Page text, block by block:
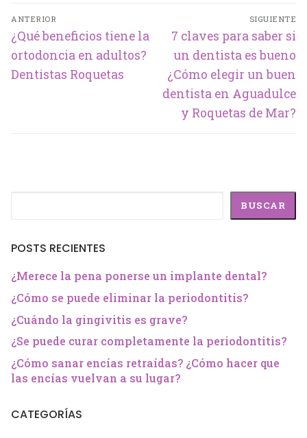
Navegación
de
entradas
ANTERIOR
Entrada
anterior:
¿Qué beneficios tiene la
ortodoncia en adultos?
Dentistas Roquetas
SIGUIENTE
Entrada
siguiente:
7 claves para saber si
un dentista es bueno
¿Cómo elegir un buen
dentista en Aguadulce
y Roquetas de Mar?
BUSCAR
POSTS RECIENTES
¿Merece la pena ponerse un implante dental?
¿Cómo se puede eliminar la periodontitis?
¿Cuándo la gingivitis es grave?
¿Se puede curar completamente la periodontitis?
¿Cómo sanar encías retraídas? ¿Cómo hacer que
las encías vuelvan a su lugar?
CATEGORÍAS